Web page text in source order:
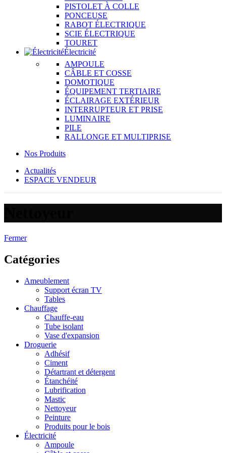
PISTOLET À COLLE
PONCEUSE
RABOT ÉLECTRIQUE
SCIE ÉLECTRIQUE
TOURET
Électricité
AMPOULE
CÂBLE ET COSSE
DOMOTIQUE
ÉQUIPEMENT TERTIAIRE
ÉCLAIRAGE EXTÉRIEUR
INTERRUPTEUR ET PRISE
LUMINAIRE
PILE
RALLONGE ET MULTIPRISE
Nos Produits
Actualités
ESPACE VENDEUR
Fermer
Catégories
Ameublement
Support écran TV
Tables
Chauffage
Chauffe-eau
Tube isolant
Vase d'expansion
Droguerie
Adhésif
Ciment
Détartrant et détergent
Étanchéité
Lubrification
Mastic
Nettoyeur
Peinture
Produits pour le bois
Électricité
Ampoule